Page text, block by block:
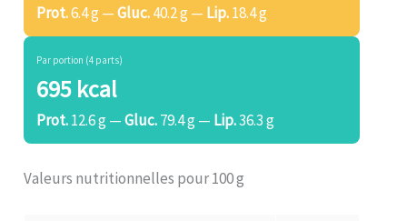
Prot.6.4 g —Gluc.40.2 g — Lip.18.4 g
Par portion (4 parts)
695 kcal
Prot.12.6 g —Gluc.79.4 g — Lip.36.3 g
Valeurs nutritionnelles pour 100 g